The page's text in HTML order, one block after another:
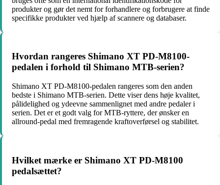
produkter og gør det nemt for forhandlere og forbrugere at finde
specifikke produkter ved hjælp af scannere og databaser.
Hvordan rangeres Shimano XT PD-M8100-
pedalen i forhold til Shimano MTB-serien?
Shimano XT PD-M8100-pedalen rangeres som den anden
bedste i Shimano MTB-serien. Dette viser dens høje kvalitet,
pålidelighed og ydeevne sammenlignet med andre pedaler i
serien. Det er et godt valg for MTB-ryttere, der ønsker en
allround-pedal med fremragende kraftoverførsel og stabilitet.
Hvilket mærke er Shimano XT PD-M8100
pedalsættet?